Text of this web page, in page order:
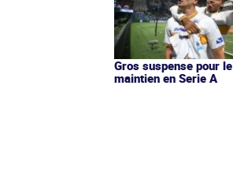
Gros suspense pour le
maintien en Serie A